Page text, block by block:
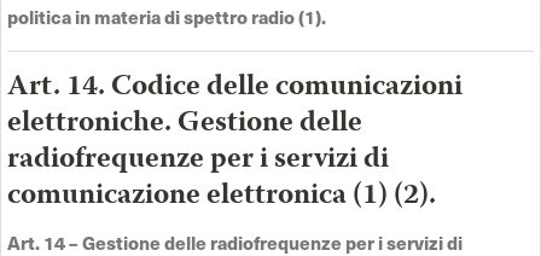
politica in materia di spettro radio (1).
Art. 14. Codice delle comunicazioni
elettroniche. Gestione delle
radiofrequenze per i servizi di
comunicazione elettronica (1) (2).
Art. 14 –Gestione delle radiofrequenze per i servizi di